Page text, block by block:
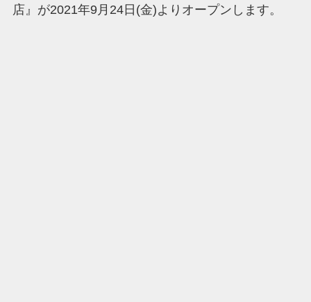
店』が2021年9月24日(金)よりオープンします。